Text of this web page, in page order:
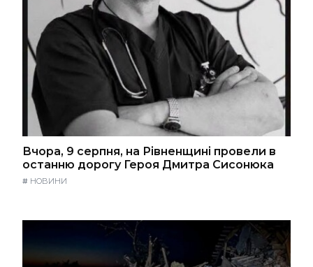
Вчора, 9 серпня, на Рівненщині провели в
останню дорогу Героя Дмитра Сисонюка
# НОВИНИ